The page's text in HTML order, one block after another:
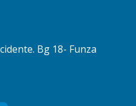
Bg 18- Funza